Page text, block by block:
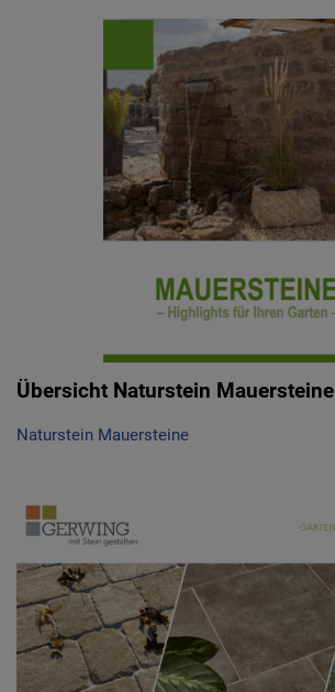
Übersicht Naturstein Mauersteine
Naturstein Mauersteine